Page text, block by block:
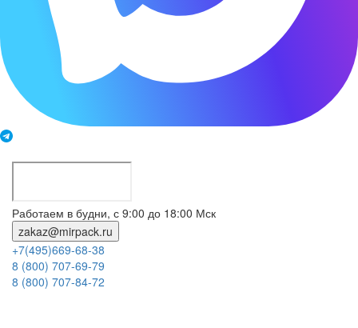
Работаем в будни, с 9:00 до 18:00 Мск
zakaz@mirpack.ru
+7(495)669-68-38
8 (800) 707-69-79
8 (800) 707-84-72